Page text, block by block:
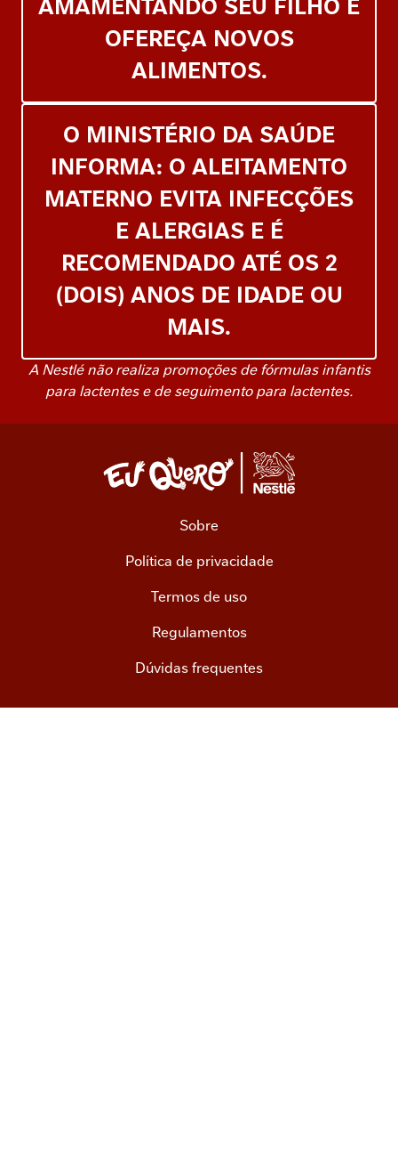
AMAMENTANDO SEU FILHO E
OFEREÇA NOVOS
ALIMENTOS.
O MINISTÉRIO DA SAÚDE
INFORMA: O ALEITAMENTO
MATERNO EVITA INFECÇÕES
E ALERGIAS E É
RECOMENDADO ATÉ OS 2
(DOIS) ANOS DE IDADE OU
MAIS.
A Nestlé não realiza promoções de fórmulas infantis
para lactentes e de seguimento para lactentes.
RodapéSobre
Política de privacidade
Termos de uso
Regulamentos
Dúvidas frequentes